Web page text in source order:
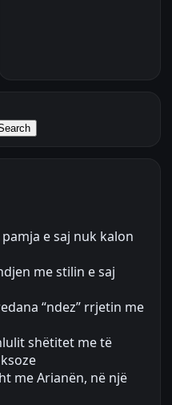
e saj nuk kalon
me stilin e saj
“ndez” rrjetin me
shëtitet me të
me Arianën, në një